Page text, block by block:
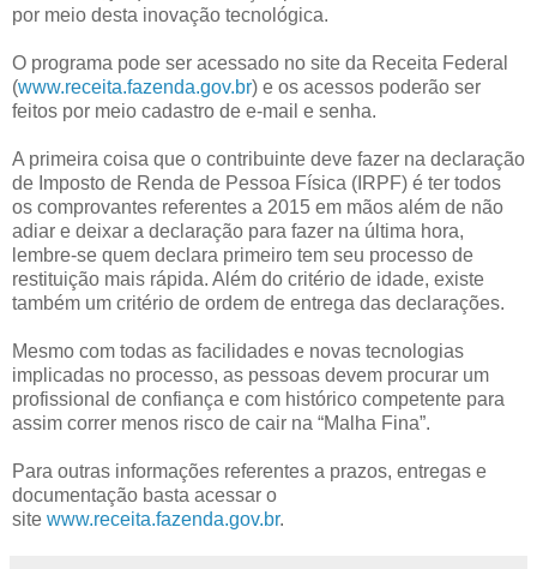
por meio desta inovação tecnológica.
O programa pode ser acessado no site da Receita Federal
(www.receita.fazenda.gov.br) e os acessos poderão ser
feitos por meio cadastro de e-mail e senha.
A primeira coisa que o contribuinte deve fazer na declaração
de Imposto de Renda de Pessoa Física (IRPF) é ter todos
os comprovantes referentes a 2015 em mãos além de não
adiar e deixar a declaração para fazer na última hora,
lembre-se quem declara primeiro tem seu processo de
restituição mais rápida. Além do critério de idade, existe
também um critério de ordem de entrega das declarações.
Mesmo com todas as facilidades e novas tecnologias
implicadas no processo, as pessoas devem procurar um
profissional de confiança e com histórico competente para
assim correr menos risco de cair na “Malha Fina”.
Para outras informações referentes a prazos, entregas e
documentação basta acessar o
site www.receita.fazenda.gov.br.